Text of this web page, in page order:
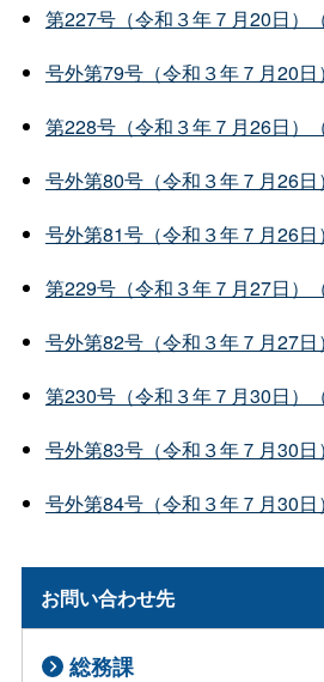
第227号（令和３年７月20日）
号外第79号（令和３年７月20日
第228号（令和３年７月26日）
号外第80号（令和３年７月26日
号外第81号（令和３年７月26日
第229号（令和３年７月27日）
号外第82号（令和３年７月27日
第230号（令和３年７月30日）
号外第83号（令和３年７月30日
号外第84号（令和３年７月30日
お問い合わせ先
総務課